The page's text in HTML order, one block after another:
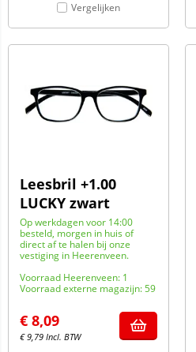
Vergelijken
Leesbril +1.00
LUCKY zwart
Op werkdagen voor 14:00
besteld, morgen in huis of
direct af te halen bij onze
vestiging in Heerenveen.
Voorraad Heerenveen: 1
Voorraad externe magazijn: 59
€ 8,09
€9,79 Incl. BTW